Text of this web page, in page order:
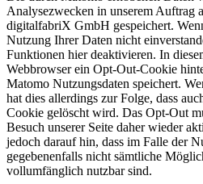
Analysezwecken in unserem Auftrag
digitalfabriX GmbH gespeichert.
Nutzung Ihrer Daten nicht
Funktionen hier deaktivieren. In
Webbrowser ein Opt-Out-Cookie
Matomo Nutzungsdaten speichert.
hat dies allerdings zur Folge, dass
Cookie gelöscht wird. Das Opt-Out
Besuch unserer Seite daher wieder
jedoch darauf hin, dass im Falle der
gegebenenfalls nicht sämtliche
vollumfänglich nutzbar sind.